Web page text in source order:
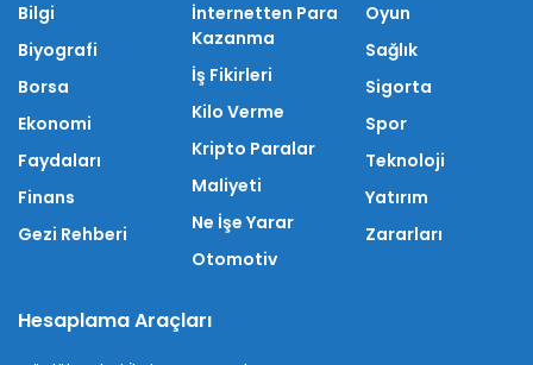
Bilgi
Biyografi
Borsa
Ekonomi
Faydaları
Finans
Gezi Rehberi
İnternetten Para
Kazanma
İş Fikirleri
Kilo Verme
Kripto Paralar
Maliyeti
Ne İşe Yarar
Otomotiv
Oyun
Sağlık
Sigorta
Spor
Teknoloji
Yatırım
Zararları
Hesaplama Araçları